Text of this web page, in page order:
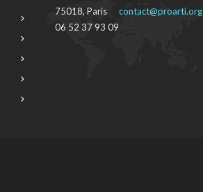
75018, Paris
06 52 37 93 09
contact@proarti.org